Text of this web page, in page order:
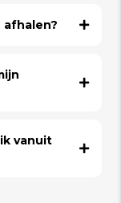
afhalen?
vanuit